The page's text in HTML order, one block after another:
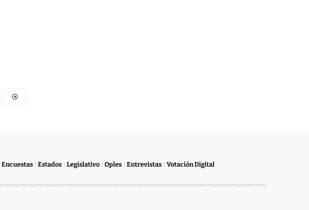
Encuestas Estados Legislativo Oples Entrevistas Votación Digital